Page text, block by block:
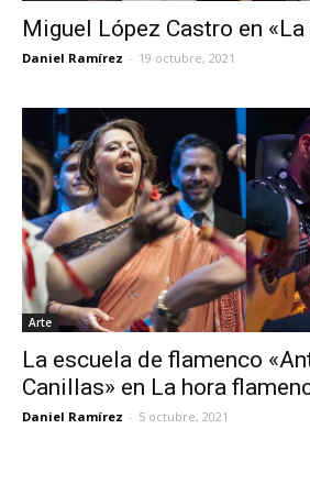
Miguel López Castro en
Daniel Ramírez - 19 octubre, 2021
Arte
La escuela de flamenco
Canillas» en La hora
Daniel Ramírez - 5 octubre, 2021